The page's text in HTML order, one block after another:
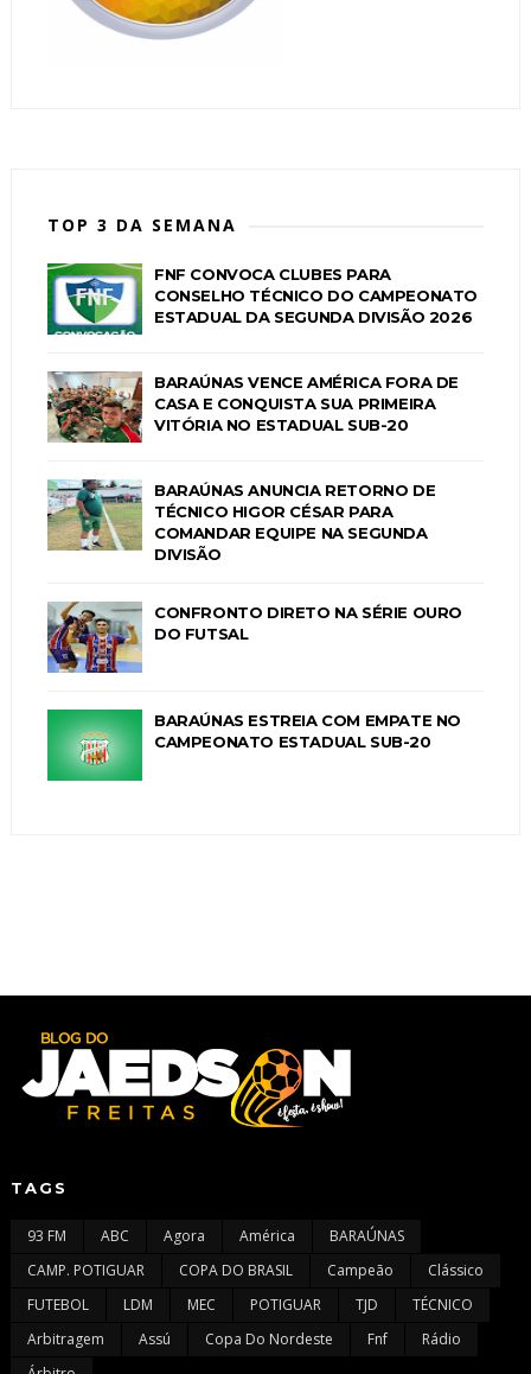
TOP 3 DA SEMANA
FNF CONVOCA CLUBES PARA
CONSELHO TÉCNICO DO CAMPEONATO
ESTADUAL DA SEGUNDA DIVISÃO 2026
BARAÚNAS VENCE AMÉRICA FORA DE
CASA E CONQUISTA SUA PRIMEIRA
VITÓRIA NO ESTADUAL SUB-20
BARAÚNAS ANUNCIA RETORNO DE
TÉCNICO HIGOR CÉSAR PARA
COMANDAR EQUIPE NA SEGUNDA
DIVISÃO
CONFRONTO DIRETO NA SÉRIE OURO
DO FUTSAL
BARAÚNAS ESTREIA COM EMPATE NO
CAMPEONATO ESTADUAL SUB-20
TAGS
93 FM ABC Agora América
BARAÚNAS
CAMP. POTIGUAR
COPA DO BRASIL Campeão
Clássico
FUTEBOL
LDM MEC POTIGUAR TJD
TÉCNICO
Arbitragem
Assú Copa Do Nordeste Fnf
Rádio